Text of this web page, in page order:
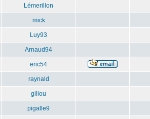
Lémerillon
mick
Luy93
Arnaud94
eric54
raynald
gillou
pigalle9